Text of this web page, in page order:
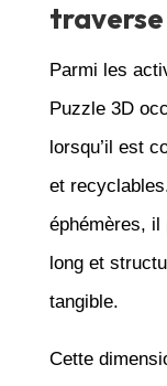
Parmi les
Puzzle 3D
lorsqu’il est
et
éphémères, il
long et
tangible.
Cette